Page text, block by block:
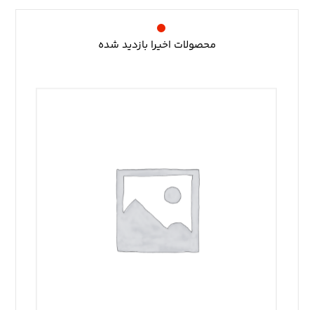
محصولات اخیرا بازدید شده